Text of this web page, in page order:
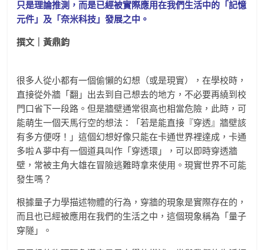
只是理論推測，而是已經被實際應用在我們生活中的「記憶
元件」及「奈米科技」發展之中。
撰文｜黃鼎鈞
很多人從小都有一個偷懶的幻想（或是現實），在學校時，
直接從外牆「翻」出去到自己想去的地方，不必要再繞到校
門口省下一段路。但是牆壁通常很高也相當危險，此時，可
能萌生一個天馬行空的想法：「若是能直接『穿透』牆壁該
有多方便呀！」這個幻想好像只能在卡通世界裡達成，卡通
多啦Ａ夢中有一個道具叫作「穿透環」，可以即時穿透牆
壁，常被主角大雄在冒險逃難時拿來使用。現實世界不可能
發生嗎？
根據量子力學描述物體的行為，穿牆的現象是實際存在的，
而且也已經被應用在我們的生活之中，這個現象稱為「量子
穿隧」。